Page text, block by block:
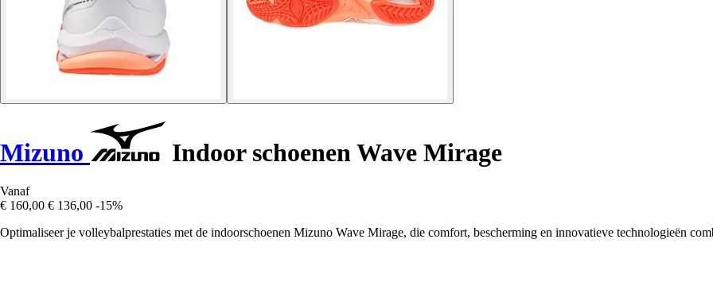
Mizuno Indoor schoenen Wave Mirage
Vanaf
€ 160,00 € 136,00 -15%
Optimaliseer je volleybalprestaties met de indoorschoenen Mizuno Wave Mirage, die comfort, bescherming en innovatieve technologieën